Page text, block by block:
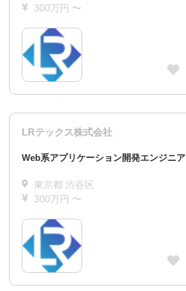
300万円 〜
LRテックス株式会社
Web系アプリケーション開発エンジニア
東京都 渋谷区
300万円 〜